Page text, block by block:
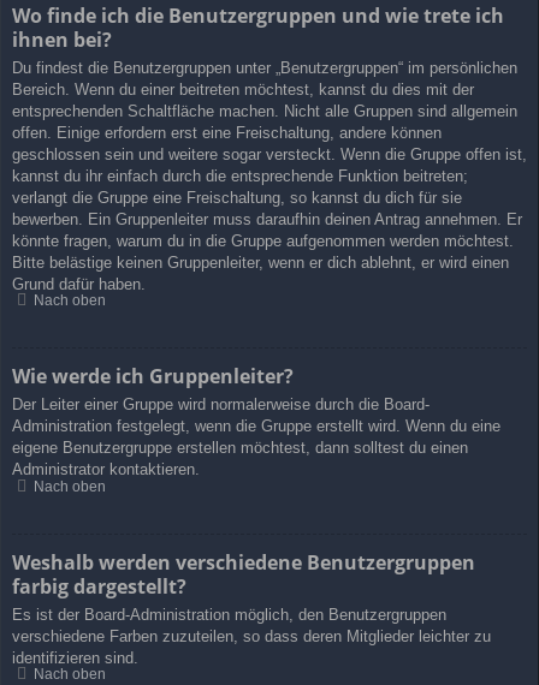
Wo finde ich die Benutzergruppen und wie trete ich
ihnen bei?
Du findest die Benutzergruppen unter „Benutzergruppen“ im persönlichen
Bereich. Wenn du einer beitreten möchtest, kannst du dies mit der
entsprechenden Schaltfläche machen. Nicht alle Gruppen sind allgemein
offen. Einige erfordern erst eine Freischaltung, andere können
geschlossen sein und weitere sogar versteckt. Wenn die Gruppe offen ist,
kannst du ihr einfach durch die entsprechende Funktion beitreten;
verlangt die Gruppe eine Freischaltung, so kannst du dich für sie
bewerben. Ein Gruppenleiter muss daraufhin deinen Antrag annehmen. Er
könnte fragen, warum du in die Gruppe aufgenommen werden möchtest.
Bitte belästige keinen Gruppenleiter, wenn er dich ablehnt, er wird einen
Grund dafür haben.
Nach oben
Wie werde ich Gruppenleiter?
Der Leiter einer Gruppe wird normalerweise durch die Board-
Administration festgelegt, wenn die Gruppe erstellt wird. Wenn du eine
eigene Benutzergruppe erstellen möchtest, dann solltest du einen
Administrator kontaktieren.
Nach oben
Weshalb werden verschiedene Benutzergruppen
farbig dargestellt?
Es ist der Board-Administration möglich, den Benutzergruppen
verschiedene Farben zuzuteilen, so dass deren Mitglieder leichter zu
identifizieren sind.
Nach oben